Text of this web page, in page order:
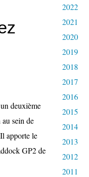
deuxième
sein de
apporte le
GP2 de
2022
2021
2020
2019
2018
2017
2016
2015
2014
2013
2012
2011